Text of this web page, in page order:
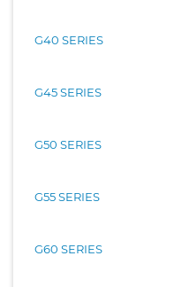
G40 SERIES
G45 SERIES
G50 SERIES
G55 SERIES
G60 SERIES